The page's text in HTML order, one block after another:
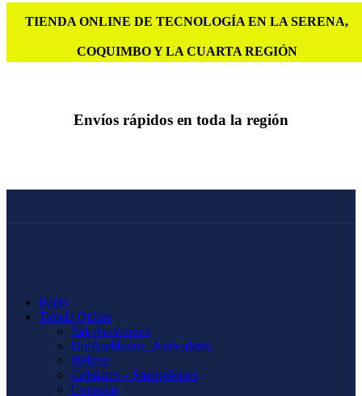
TIENDA ONLINE DE TECNOLOGÍA EN LA SERENA,
COQUIMBO Y LA CUARTA REGIÓN
Envíos rápidos en toda la región
Inicio
Tienda Online
SaleAccesorios
HotAudífonos -Auriculares
Belleza
Celulares – Smartphones
Consolas